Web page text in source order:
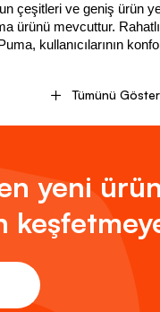
çeşitleri ve geniş ürün
ürünü mevcuttur.
kullanıcılarının
Giyim Ürün
sıklıkla tercih ettiği
ve yeni koleksiyonları ile
spor dalları için üretilmiş
dalları ile uğraşanlar için
modelleri, uzun ömürlü
renk ve model
yanı sıra farklı
Tümünü Göster
yeni